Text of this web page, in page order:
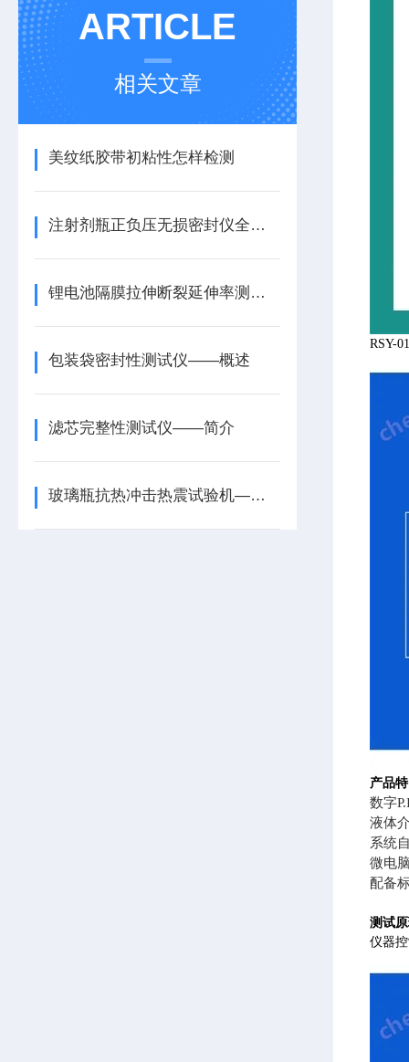
ARTICLE
相关文章
美纹纸胶带初粘性怎样检测
注射剂瓶正负压无损密封仪全面分析
锂电池隔膜拉伸断裂延伸率测试仪的应用
包装袋密封性测试仪——概述
滤芯完整性测试仪——简介
玻璃瓶抗热冲击热震试验机——原理与特点
RSY-
产品
数字
液体
系统
微电
配备
测试
仪器